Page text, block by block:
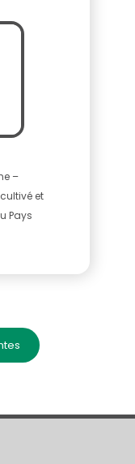
–
et
Pays